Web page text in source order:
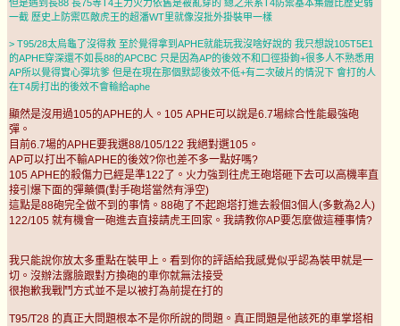
但是遇到長88 長75等T4主力火力依舊是被亂穿的 總之米系T4防禦基本集體比歷史弱
一截 歷史上防禦匹敵虎王的超潘WT里就像沒批外掛裝甲一樣
> T95/28太烏龜了沒得救 至於覺得拿到APHE就能玩我沒啥好說的 我只想說105T5E1
的APHE穿深還不如長88的APCBC 只是因為AP的後效不和口徑掛鉤+很多人不熟悉用
AP所以覺得實心彈坑爹 但是在現在那個默認後效不低+有二次破片的情況下 會打的人
在T4房打出的後效不會輸給aphe
顯然是沒用過105的APHE的人。105 APHE可以說是6.7場綜合性能最強砲
彈。
目前6.7場的APHE要我選88/105/122 我絕對選105。
AP可以打出不輸APHE的後效?你也差不多一點好嗎?
105 APHE的殺傷力已經是準122了。火力強到往虎王砲塔砸下去可以高機率直
接引爆下面的彈藥價(對手砲塔當然有淨空)
這點是88砲完全做不到的事情。88砲了不起跑塔打進去殺個3個人(多數為2人)
122/105 就有機會一砲進去直接請虎王回家。我請教你AP要怎麼做這種事情?
我只能說你放太多重點在裝甲上。看到你的評語給我感覺似乎認為裝甲就是一
切。沒辦法露臉跟對方換砲的車你就無法接受
很抱歉我戰鬥方式並不是以被打為前提在打的
T95/T28 的真正大問題根本不是你所說的問題。真正問題是他該死的車掌塔相